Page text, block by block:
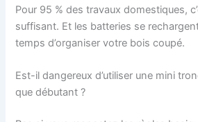
Pour 95 % des travaux domestiques,
suffisant. Et les batteries se
temps d’organiser votre bois coupé.
Est-il dangereux d’utiliser une mini
que débutant ?